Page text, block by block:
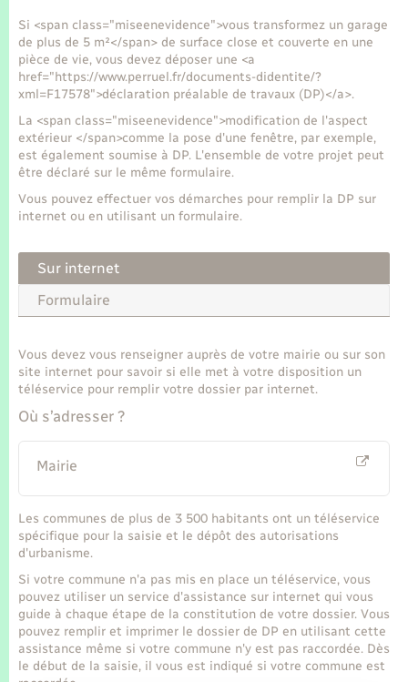
Si <span class="miseenevidence">vous transformez un garage
de plus de 5 m²</span> de surface close et couverte en une
pièce de vie, vous devez déposer une <a
href="https://www.perruel.fr/documents-didentite/?
xml=F17578">déclaration préalable de travaux (DP)</a>.
La <span class="miseenevidence">modification de l'aspect
extérieur </span>comme la pose d'une fenêtre, par exemple,
est également soumise à DP. L'ensemble de votre projet peut
être déclaré sur le même formulaire.
Vous pouvez effectuer vos démarches pour remplir la DP sur
internet ou en utilisant un formulaire.
Sur internet
Formulaire
Vous devez vous renseigner auprès de votre mairie ou sur son
site internet pour savoir si elle met à votre disposition un
téléservice pour remplir votre dossier par internet.
Où s’adresser ?
Mairie
Les communes de plus de 3 500 habitants ont un téléservice
spécifique pour la saisie et le dépôt des autorisations
d'urbanisme.
Si votre commune n'a pas mis en place un téléservice, vous
pouvez utiliser un service d'assistance sur internet qui vous
guide à chaque étape de la constitution de votre dossier. Vous
pouvez remplir et imprimer le dossier de DP en utilisant cette
assistance même si votre commune n'y est pas raccordée. Dès
le début de la saisie, il vous est indiqué si votre commune est